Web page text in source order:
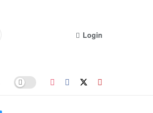
Login